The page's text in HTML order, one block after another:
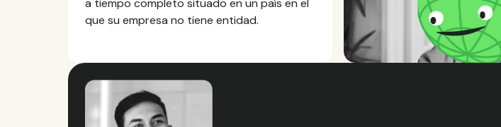
a tiempo completo situado en un país en el
que su empresa no tiene entidad.